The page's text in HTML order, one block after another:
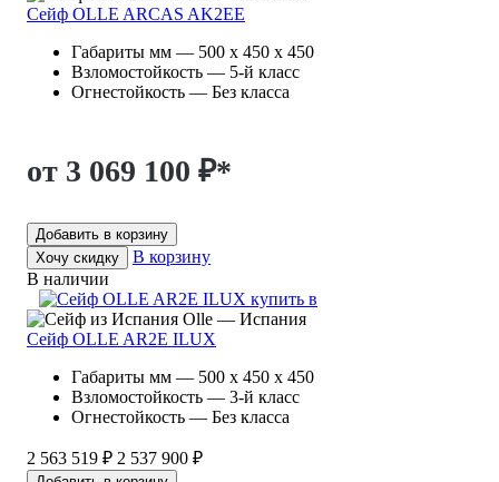
Сейф OLLE ARCAS AK2EE
Габариты мм — 500 x 450 x 450
Взломостойкость — 5-й класс
Огнестойкость — Без класса
от 3 069 100 ₽*
Добавить в корзину
Хочу скидку
В корзину
В наличии
Olle — Испания
Сейф OLLE AR2E ILUX
Габариты мм — 500 x 450 x 450
Взломостойкость — 3-й класс
Огнестойкость — Без класса
2 563 519 ₽ 2 537 900 ₽